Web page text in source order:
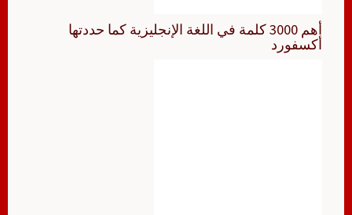
أهم 3000 كلمة في اللغة الإنجليزية كما حددتها
أكسفورد